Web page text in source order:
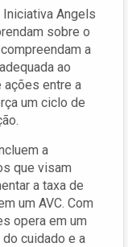
Angels
sobre o
a
ao
ações entre a
um ciclo de
a
que visam
a taxa de
um AVC. Com
opera em um
cuidado e a